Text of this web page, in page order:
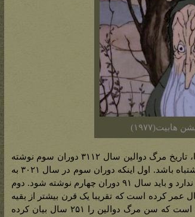
هابیت(۱۹۷۷)
در شجره نامه های ضمیمه الف ارباب حلقه ها، تاریخ مرگ دوالین سال ۳۱۱۲ دوران سوم نوشته
شده است. این مورد به دو دلیل ممکن است اشتباه باشد. اول اینکه دوران سوم در سال ۳۰۲۱ به
پایان میرسد و سال ۳۱۱۲ در دوران سوم وجود ندارد و باید سال ۹۱ دوران چهارم نوشته شود. دوم
اگر این تاریخ درست باشد دوالین ۳۴۰ سال عمر کرده است که تقریبا یک قرن بیشتر از بقیه
دورفهاست! یک دست نوشته از تالکین موجود است که سن مرگ دوالین را ۲۵۱ سال بیان کرده